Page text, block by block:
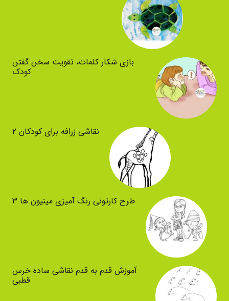
بازی شکار کلمات، تقویت سخن گفتن
کودک
نقاشی زرافه برای کودکان ۲
طرح کارتونی رنگ آمیزی مینیون ها ۳
آموزش قدم به قدم نقاشی ساده خرس
قطبی